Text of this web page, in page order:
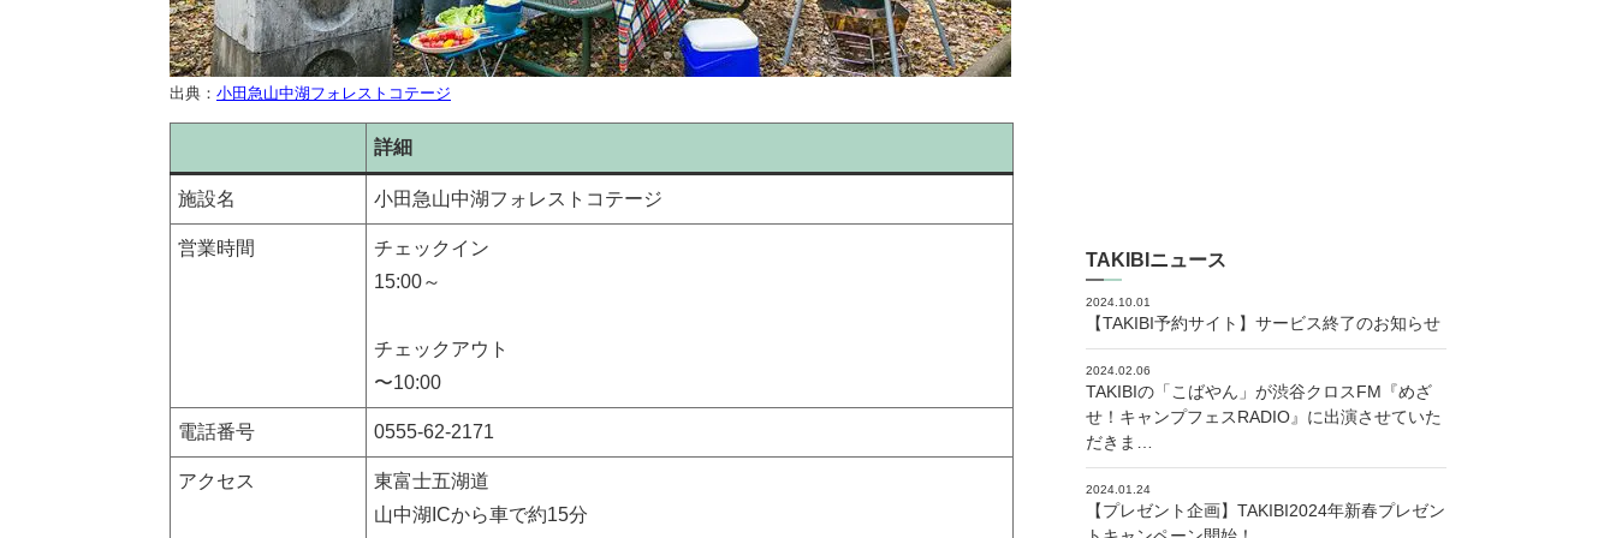
出典： 小田急山中湖フォレストコテージ
詳細
施設名 小田急山中湖フォレストコテージ
営業時間
チェックイン
15:00～
チェックアウト
〜10:00
電話番号 0555-62-2171
アクセス
東富士五湖道
山中湖ICから車で約15分
TAKIBIニュース
2024.10.01
【TAKIBI予約サイト】サービス終了のお知らせ
2024.02.06
TAKIBIの「こばやん」が渋谷クロスFM『めざ
せ！キャンプフェスRADIO』に出演させていた
だきま…
2024.01.24
【プレゼント企画】TAKIBI2024年新春プレゼン